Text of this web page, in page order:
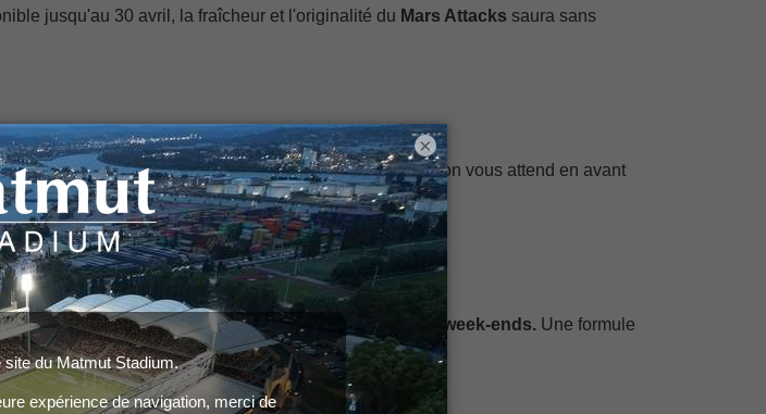
jusqu'au 30 avril, la fraîcheur et l'originalité du Mars Attacks saura sans
de la Challenge Cup.Le LOU affronte les Sharks, alors on vous attend en avant
gourmand et convivial, disponible exclusivement les week-ends. Une formule
×